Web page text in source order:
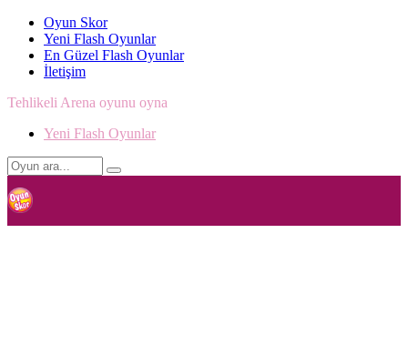
Oyun Skor
Yeni Flash Oyunlar
En Güzel Flash Oyunlar
İletişim
Tehlikeli Arena oyunu oyna
Yeni Flash Oyunlar